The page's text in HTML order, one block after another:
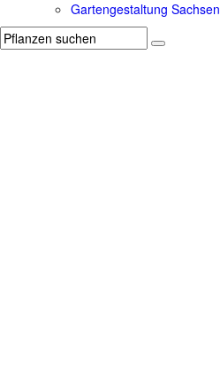
Gartengestaltung Sachsen